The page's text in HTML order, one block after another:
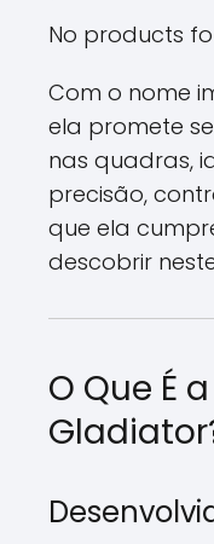
No products
Com o nome
ela promete
nas quadras,
precisão,
que ela
descobrir
O Que É